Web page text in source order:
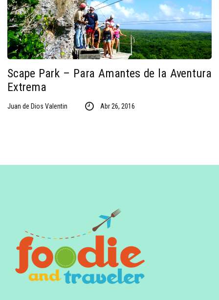
Scape Park – Para Amantes de la Aventura
Extrema
Juan de Dios Valentin Abr 26, 2016